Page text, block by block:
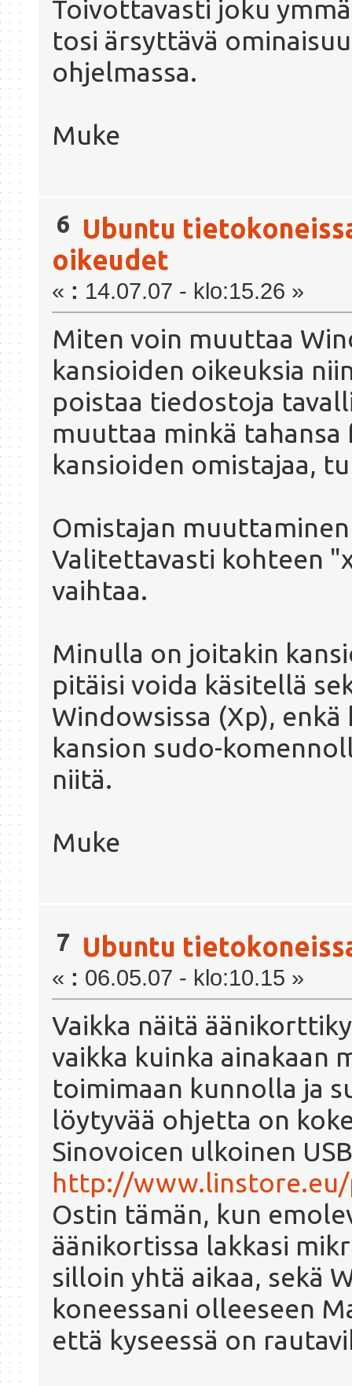
Toivottavasti joku
tosi ärsyttävä
ohjelmassa.
Muke
6 Ubuntu
oikeudet
« : 14.07.07 - klo:15.26 »
Miten voin muuttaa
kansioiden oikeuksia
poistaa tiedostoja
muuttaa minkä
kansioiden omistajaa,
Omistajan
Valitettavasti kohteen
vaihtaa.
Minulla on joitakin
pitäisi voida käsitellä
Windowsissa (Xp),
kansion sudo-
niitä.
Muke
7 Ubuntu
« : 06.05.07 - klo:10.15 »
Vaikka näitä
vaikka kuinka ainakaan
toimimaan kunnolla ja
löytyvää ohjetta on
Sinovoicen ulkoinen
http://www.linstore.eu/
Ostin tämän, kun
äänikortissa lakkasi
silloin yhtä aikaa, sekä
koneessani olleeseen
että kyseessä on